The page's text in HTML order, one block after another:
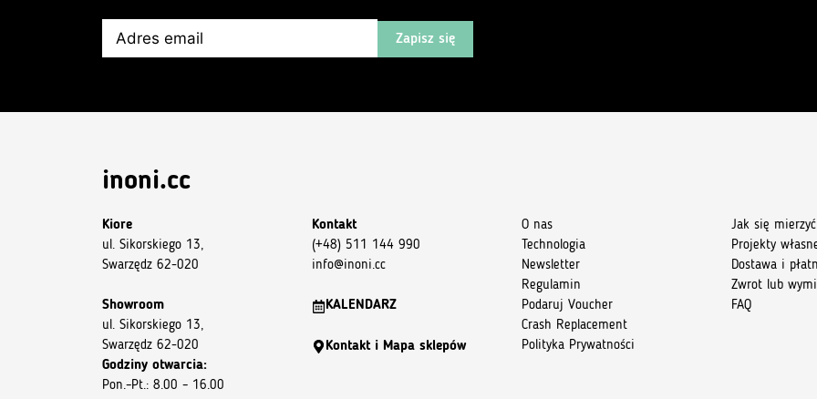
Zapisz się
inoni.cc
Kiore
ul. Sikorskiego 13,
Swarzędz 62-020
Showroom
ul. Sikorskiego 13,
Swarzędz 62-020
Godziny otwarcia:
Pon.–Pt.: 8.00 – 16.00
Kontakt
(+48) 511 144 990
info@inoni.cc
KALENDARZ
Kontakt i Mapa sklepów
O nas
Technologia
Newsletter
Regulamin
Podaruj Voucher
Crash Replacement
Polityka Prywatności
Jak się mierzyć
Projekty
Dostawa i
Zwrot lub
FAQ